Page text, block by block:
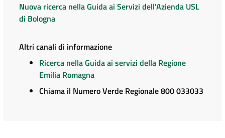
Nuova ricerca nella Guida ai Servizi dell'Azienda USL
di Bologna
Altri canali di informazione
Ricerca nella Guida ai servizi della Regione
Emilia Romagna
Chiama il Numero Verde Regionale 800 033033